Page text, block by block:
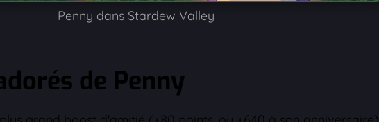
Penny dans Stardew Valley
de Penny